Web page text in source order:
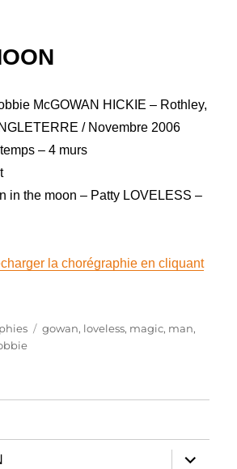
McGOWAN HICKIE – Rothley,
/ Novembre 2006
– 4 murs
in the moon – Patty LOVELESS –
la chorégraphie en cliquant
Étiquettes
gowan, loveless, magic, man,
ouvrir